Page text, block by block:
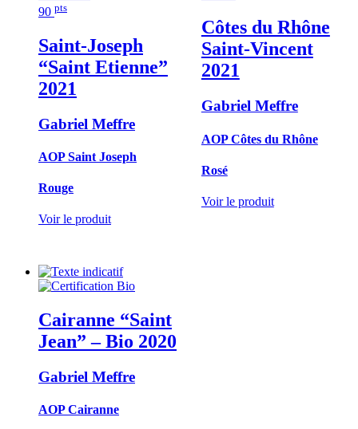
90 pts
Saint-Joseph
“Saint Etienne”
2021
Gabriel Meffre
AOP Saint Joseph
Rouge
Voir le produit
Côtes du Rhône
Saint-Vincent
2021
Gabriel Meffre
AOP Côtes du Rhône
Rosé
Voir le produit
Cairanne “Saint
Jean” – Bio 2020
Gabriel Meffre
AOP Cairanne